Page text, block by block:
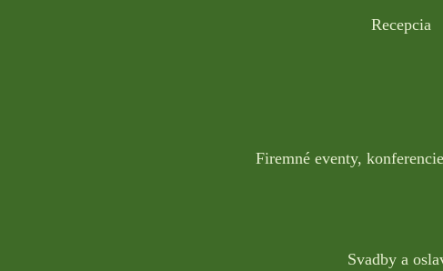
Recepcia
Firemné eventy,
Svadby a